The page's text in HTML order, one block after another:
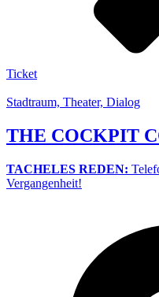
Ticket
Stadtraum, Theater, Dialog
THE COCKPIT
TACHELES REDEN:
Vergangenheit!